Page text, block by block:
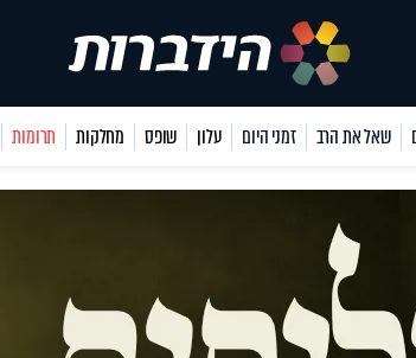
שאל את הרב זמני היום עלון שופס מחלקות תרומות